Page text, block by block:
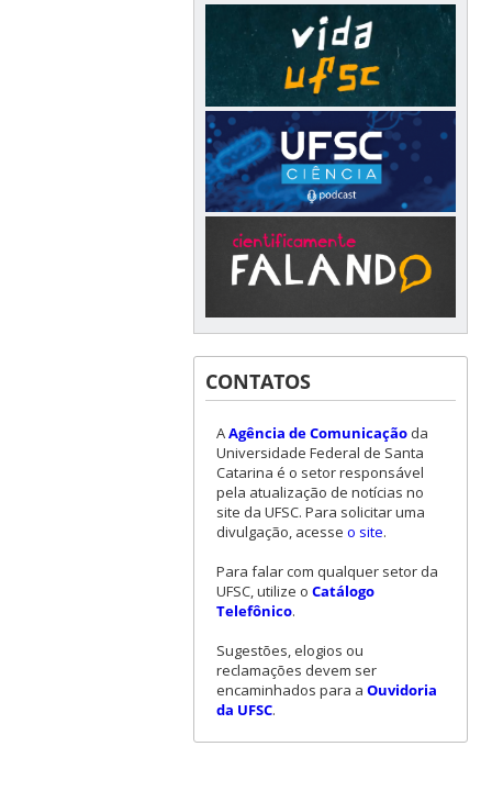
CONTATOS
AAgência de Comunicaçãoda
Universidade Federal de Santa
Catarina é o setor responsável
pela atualização de notícias no
site da UFSC. Para solicitar uma
divulgação, acesse o site.
Para falar com qualquer setor da
UFSC, utilize o Catálogo
Telefônico.
Sugestões, elogios ou
reclamações devem ser
encaminhados para a Ouvidoria
da UFSC.